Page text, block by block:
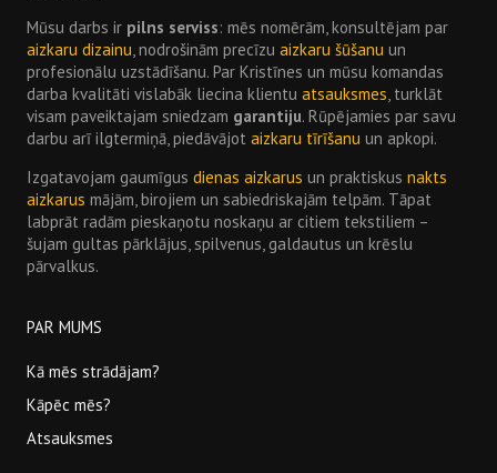
Mūsu darbs ir pilns serviss: mēs nomērām, konsultējam par
aizkaru dizainu, nodrošinām precīzuaizkaru šūšanu un
profesionālu uzstādīšanu. Par Kristīnes un mūsu komandas
darba kvalitāti vislabāk liecina klientuatsauksmes, turklāt
visam paveiktajam sniedzam garantiju. Rūpējamies par savu
darbu arī ilgtermiņā, piedāvājotaizkaru tīrīšanu un apkopi.
Izgatavojam gaumīgusdienas aizkarus un praktiskusnakts
aizkarus mājām, birojiem un sabiedriskajām telpām. Tāpat
labprāt radām pieskaņotu noskaņu ar citiem tekstiliem –
šujam gultas pārklājus, spilvenus, galdautus un krēslu
pārvalkus.
PAR MUMS
Kā mēs strādājam?
Kāpēc mēs?
Atsauksmes